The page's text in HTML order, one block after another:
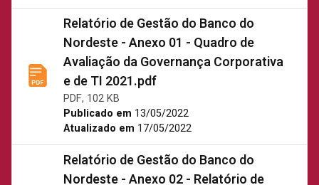
Relatório de Gestão do Banco do
Nordeste - Anexo 01 - Quadro de
Avaliação da Governança Corporativa
e de TI 2021.pdf
PDF, 102 KB
Publicado em 13/05/2022
Atualizado em 17/05/2022
Relatório de Gestão do Banco do
Nordeste - Anexo 02 - Relatório de